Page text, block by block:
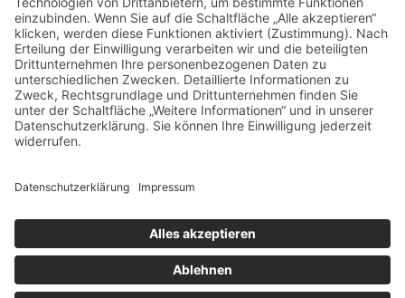
Leonharderstr. 24 | 39042 Brixen/St. Andrä
© trend media – MwSt.-Nr. 03278460211 Impressum
Datenschutz AGB